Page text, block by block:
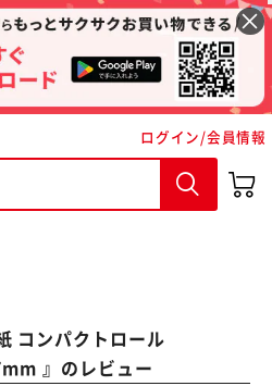
ログイン/会員情報
コンパクトロール
』のレビュー
購入手続きへ